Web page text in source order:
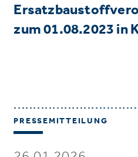
zum 01.08.2023
PRESSEMITTEILUNG